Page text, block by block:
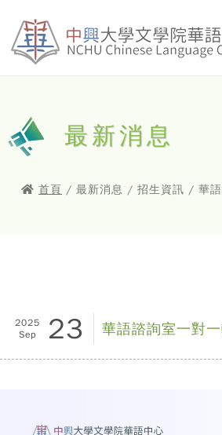
最新消息
首頁 / 最新消息 / 招生資訊 / 華語
2025
Sep
23 華語諮詢室一對